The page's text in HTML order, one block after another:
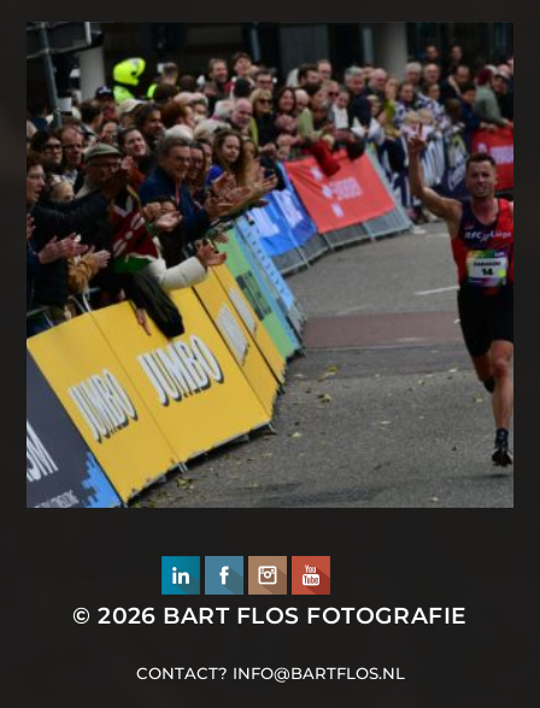
© 2026 BART FLOS FOTOGRAFIE
CONTACT? INFO@BARTFLOS.NL